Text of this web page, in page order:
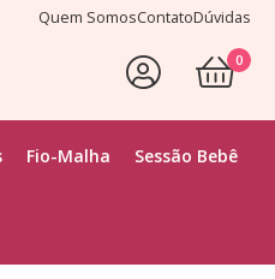
Quem SomosContatoDúvidas
0
Fio-Malha Sessão Bebê